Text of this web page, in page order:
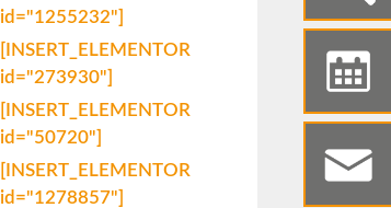
id="1255232"]
[INSERT_ELEMENTOR
id="273930"]
[INSERT_ELEMENTOR
id="50720"]
[INSERT_ELEMENTOR
id="1278857"]